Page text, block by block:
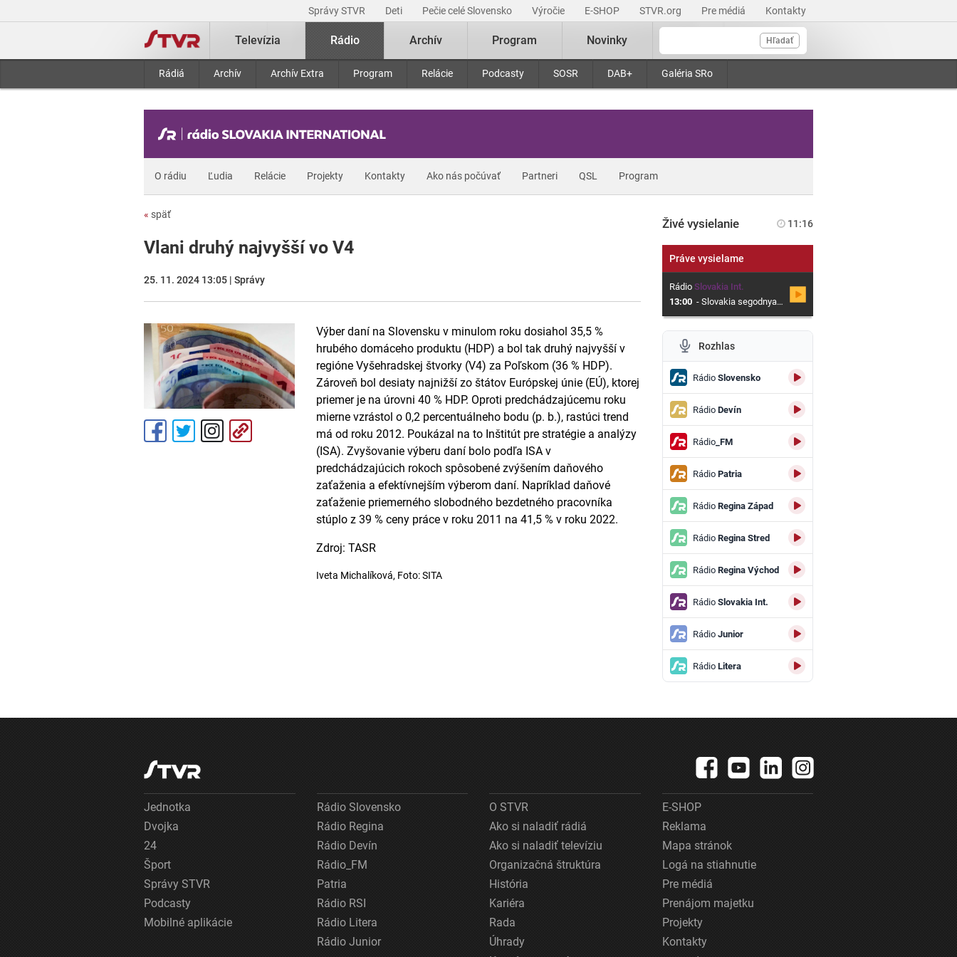
Správy STVR Deti Pečie celé Slovensko Výročie E-SHOP STVR.org Pre médiá Kontakty
Hľadať
Televízia Rádio
Rádiá Archív Archív Extra Program Relácie Podcasty SOSR DAB+ Galéria SRo
Archív Program Novinky
O rádiu Ľudia Relácie Projekty Kontakty Ako nás počúvať Partneri QSL Program
« späť
Vlani druhý najvyšší vo V4
25. 11. 2024 13:05 | Správy
Výber daní na Slovensku v minulom roku dosiahol 35,5 %
hrubého domáceho produktu (HDP) a bol tak druhý najvyšší v
regióne Vyšehradskej štvorky (V4) za Poľskom (36 % HDP).
Zároveň bol desiaty najnižší zo štátov Európskej únie (EÚ), ktorej
priemer je na úrovni 40 % HDP. Oproti predchádzajúcemu roku
mierne vzrástol o 0,2 percentuálneho bodu (p. b.), rastúci trend
má od roku 2012. Poukázal na to Inštitút pre stratégie a analýzy
(ISA). Zvyšovanie výberu daní bolo podľa ISA v
predchádzajúcich rokoch spôsobené zvýšením daňového
zaťaženia a efektívnejším výberom daní. Napríklad daňové
zaťaženie priemerného slobodného bezdetného pracovníka
stúplo z 39 % ceny práce v roku 2011 na 41,5 % v roku 2022.
Zdroj: TASR
Iveta Michalíková, Foto: SITA
Živé vysielanie 11:16
Práve vysielame
RádioSlovakia Int.
13:00 - Slovakia segodnya, Magazin o Slovensku v ruskom jazyku
Rozhlas
RádioSlovensko
RádioDevín
Rádio_FM
RádioPatria
RádioRegina Západ
RádioRegina Stred
RádioRegina Východ
RádioSlovakia Int.
RádioJunior
RádioLitera
Jednotka
Dvojka
24
Šport
Správy STVR
Podcasty
Mobilné aplikácie
Rádio Slovensko
Rádio Regina
Rádio Devín
Rádio_FM
Patria
Rádio RSI
Rádio Litera
Rádio Junior
O STVR
Ako si naladiť rádiá
Ako si naladiť televíziu
Organizačná štruktúra
História
Kariéra
Rada
Úhrady
E-SHOP
Reklama
Mapa stránok
Logá na stiahnutie
Pre médiá
Prenájom majetku
Projekty
Kontakty